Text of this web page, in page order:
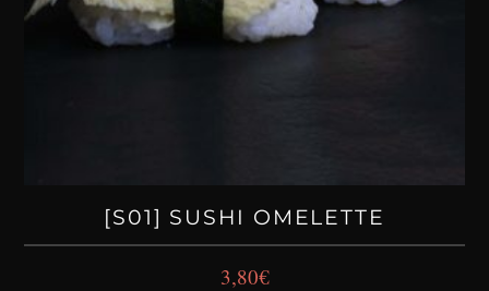
[S01] SUSHI OMELETTE
3,80€